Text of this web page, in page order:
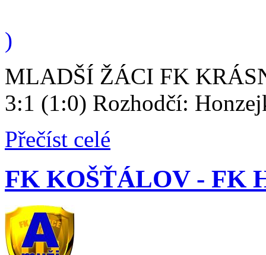
)
MLADŠÍ ŽÁCI FK
3:1 (1:0) Rozhodčí:
Přečíst celé
FK KOŠŤÁLOV - FK